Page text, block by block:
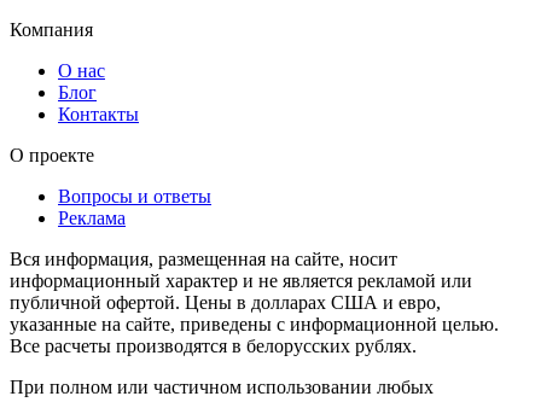
Компания
О нас
Блог
Контакты
О проекте
Вопросы и ответы
Реклама
Вся информация, размещенная на сайте, носит
информационный характер и не является рекламой или
публичной офертой. Цены в долларах США и евро,
указанные на сайте, приведены с информационной целью.
Все расчеты производятся в белорусских рублях.
При полном или частичном использовании любых